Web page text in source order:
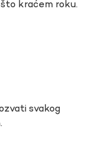
kraćem roku.
svakog